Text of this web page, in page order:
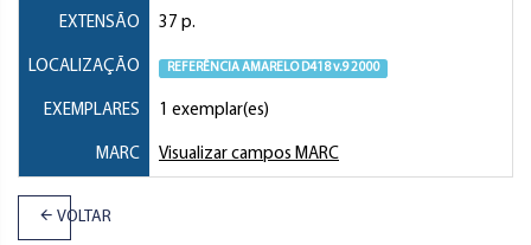
EXTENSÃO 37 p.
LOCALIZAÇÃO REFERÊNCIA AMARELO D418 v.9 2000
EXEMPLARES 1 exemplar(es)
MARC Visualizar campos MARC
VOLTAR